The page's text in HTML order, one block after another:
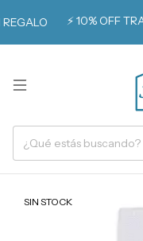
⚡️ 10% OFF
SIN STOCK